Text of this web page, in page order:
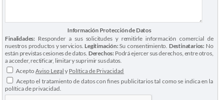
Información Protección de Datos
Finalidades: Responder a sus solicitudes y remitirle información comercial de
nuestros productos y servicios. Legitimación:Su consentimiento. Destinatarios:No
están previstas cesiones de datos. Derechos: Podrá ejercer sus derechos, entre otros,
a acceder, rectificar, limitar y suprimir sus datos.
AceptoAviso Legal y Política de Privacidad
Acepto el tratamiento de datos con fines publicitarios tal como se indica en la
política de privacidad.